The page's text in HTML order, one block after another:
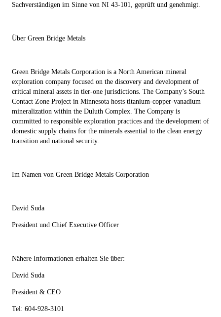
Sachverständigen im Sinne von NI 43-101, geprüft und genehmigt.
Über Green Bridge Metals
Green Bridge Metals Corporation is a North American mineral
exploration company focused on the discovery and development of
critical mineral assets in tier-one jurisdictions. The Company’s South
Contact Zone Project in Minnesota hosts titanium-copper-vanadium
mineralization within the Duluth Complex. The Company is
committed to responsible exploration practices and the development of
domestic supply chains for the minerals essential to the clean energy
transition and national security.
Im Namen von Green Bridge Metals Corporation
David Suda
President und Chief Executive Officer
Nähere Informationen erhalten Sie über:
David Suda
President & CEO
Tel: 604-928-3101